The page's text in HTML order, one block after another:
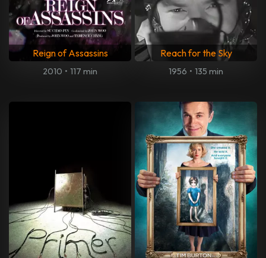
Reign of Assassins
2010 • 117 min
Reach for the Sky
1956 • 135 min